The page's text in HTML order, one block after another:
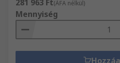
281 963 Ft(ÁFA nélkül)
Mennyiség